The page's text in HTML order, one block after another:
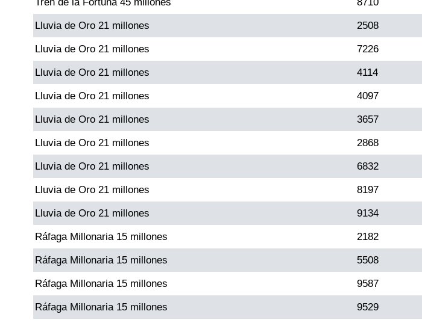
Dorado Tarde
Dorado Noche
Fantástica Día
Fantástica Noche
Motilon Tarde
Motilon Noche
Paisita Noche
Paisita 3
Lluvia de Oro 21 millones 2508
Lluvia de Oro 21 millones 7226
Lluvia de Oro 21 millones 4114
Lluvia de Oro 21 millones 4097
Lluvia de Oro 21 millones 3657
Lluvia de Oro 21 millones 2868
Lluvia de Oro 21 millones 6832
Lluvia de Oro 21 millones 8197
Lluvia de Oro 21 millones 9134
Ráfaga Millonaria 15 millones 2182
Ráfaga Millonaria 15 millones 5508
Ráfaga Millonaria 15 millones 9587
Ráfaga Millonaria 15 millones 9529